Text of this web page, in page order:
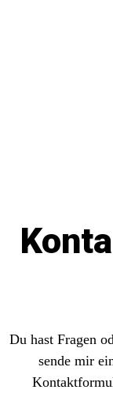
Du hast Fragen
sende mir